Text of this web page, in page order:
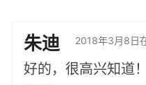
朱迪 2018年3月8日
好的，很高兴知道！